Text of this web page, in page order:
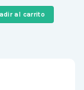
era:
344,00 €.
es:
al carrito